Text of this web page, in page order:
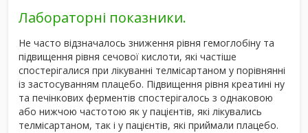
Лабораторні показники.
Не часто відзначалось зниження рівня гемоглобіну та
підвищення рівня сечової кислоти, які частіше
спостерігалися при лікуванні телмісартаном у порівнянні
із застосуванням плацебо. Підвищення рівня креатині ну
та печінкових ферментів спостерігалось з однаковою
або нижчою частотою як у пацієнтів, які лікувались
телмісартаном, так і у пацієнтів, які приймали плацебо.